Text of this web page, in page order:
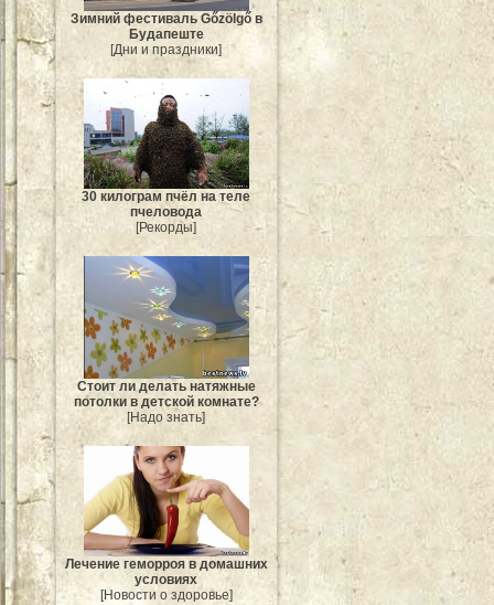
Зимний фестиваль Gőzölgő в
Будапеште
[Дни и праздники]
30 килограм пчёл на теле
пчеловода
[Рекорды]
Стоит ли делать натяжные
потолки в детской комнате?
[Надо знать]
Лечение геморроя в домашних
условиях
[Новости о здоровье]